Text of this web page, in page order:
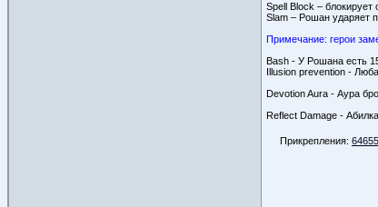
Spell Block – блокирует
Slam – Рошан ударяет
Примечание: герои
Bash - У Рошана есть
Illusion prevention -
Devotion Aura - Аура
Reflect Damage -
Прикрепления: